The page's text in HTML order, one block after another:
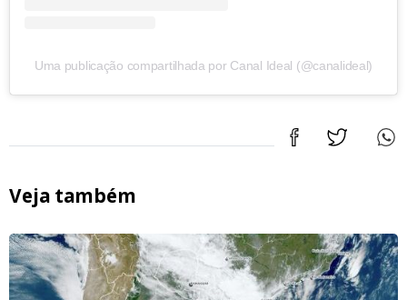
Uma publicação compartilhada por Canal Ideal (@canalideal)
Veja também